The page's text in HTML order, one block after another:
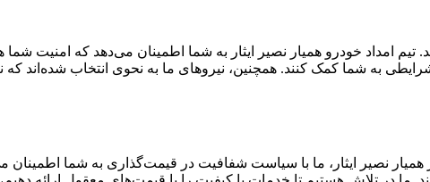
تیم امداد خودرو همیار نصیر ایثار به شما اطمینان می‌دهد که امنیت
به شما کمک کنند. همچنین، نیروهای ما به نحوی انتخاب شده‌اند که
نصیر ایثار، ما با سیاست شفافیت در قیمت‌گذاری به شما